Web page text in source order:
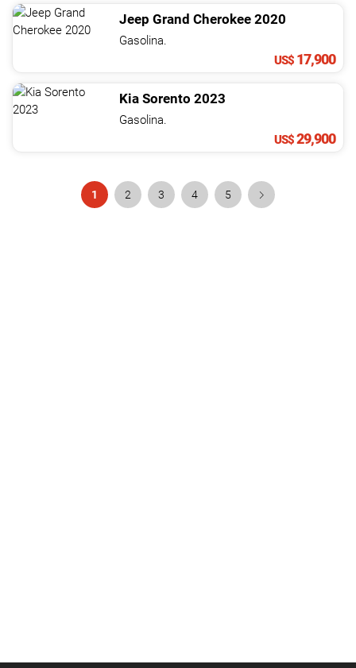
Jeep Grand Cherokee 2020
Gasolina.
US$ 17,900
Kia Sorento 2023
Gasolina.
US$29,900
1 2 3 4 5